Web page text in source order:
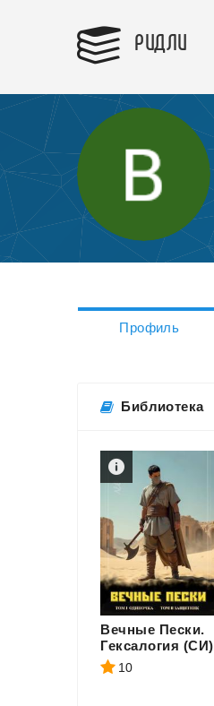
РИДЛИ
Профиль
Библиотека
Вечные Пески.
Гексалогия (СИ)
10